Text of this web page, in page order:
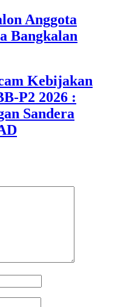
Anggota
Bangkalan
Kebijakan
P2 2026 :
Sandera